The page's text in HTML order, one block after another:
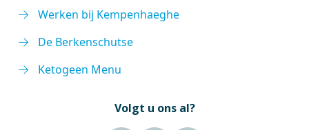
Werken bij Kempenhaeghe
De Berkenschutse
Ketogeen Menu
Volgt u ons al?